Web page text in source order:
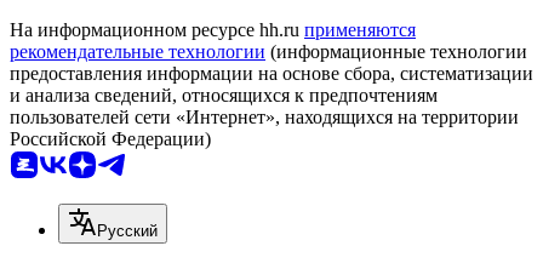
На информационном ресурсе hh.ru применяются
рекомендательные технологии (информационные технологии
предоставления информации на основе сбора, систематизации
и анализа сведений, относящихся к предпочтениям
пользователей сети «Интернет», находящихся на территории
Российской Федерации)
Русский